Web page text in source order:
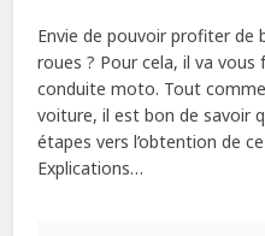
Envie de pouvoir profiter de
roues ? Pour cela, il va
conduite moto. Tout
voiture, il est bon de savoir
étapes vers l’obtention de
Explications…